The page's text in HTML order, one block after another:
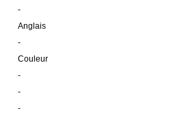
-
Anglais
-
Couleur
-
-
-